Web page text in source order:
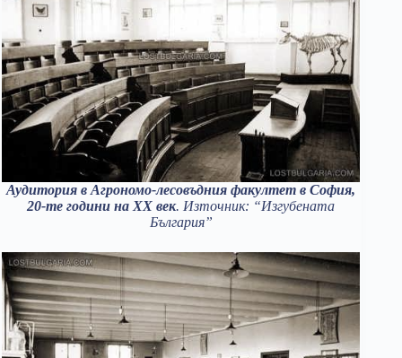
Аудитория в Агрономо-лесовъдния факултет в София,
20-те години на ХХ век. Източник: “Изгубената
България”